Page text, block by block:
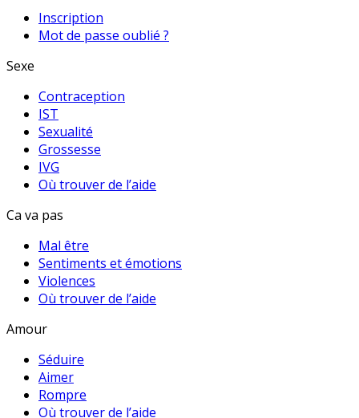
Inscription
Mot de passe oublié ?
Sexe
Contraception
IST
Sexualité
Grossesse
IVG
Où trouver de l’aide
Ca va pas
Mal être
Sentiments et émotions
Violences
Où trouver de l’aide
Amour
Séduire
Aimer
Rompre
Où trouver de l’aide